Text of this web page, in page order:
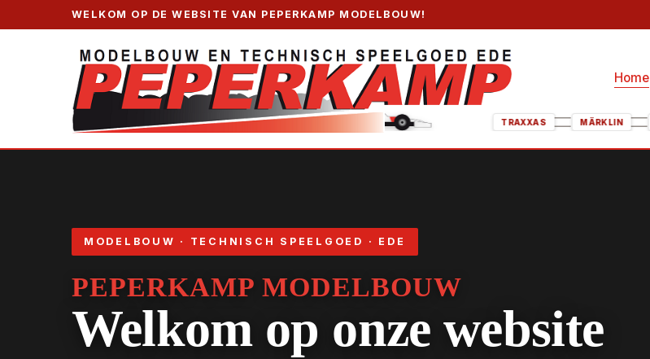
WELKOM OP DE WEBSITE VAN PEPERKAMP MODELBOUW!
Home
ITALERI ACADEMY DRAGON WIKING BREKINA TRAXXAS
MODELBOUW · TECHNISCH SPEELGOED · EDE
PEPERKAMP MODELBOUW
Welkom op onze website